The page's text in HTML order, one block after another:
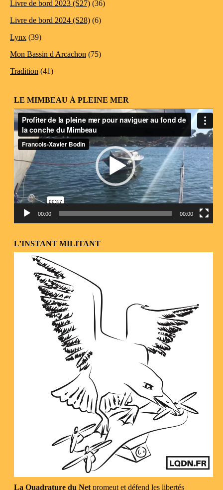
Livre de bord 2023 (S27) (36)
Livre de bord 2024 (S28) (6)
Lynx (39)
Mon Bassin d Arcachon (75)
Tradition (41)
LE MIMBEAU À PLEINE MER
Lecteur
vidéo
00:00 00:00
L’INSTANT MILITANT
La Quadrature du Net promeut et défend les libertés